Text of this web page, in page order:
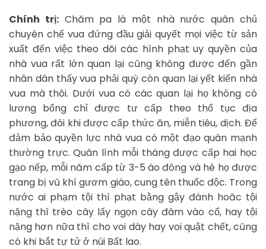
Chính trị:Chăm pa là một nhà nước quân chủ
chuyên chế vua đứng đầu giải quyết mọi việc từ sản
xuất đến việc theo dõi các hình phạt uy quyền của
nhà vua rất lớn quan lại cũng không được đến gần
nhân dân thấy vua phải quỳ còn quan lại yết kiến nhà
vua mà thôi. Dưới vua có các quan lại họ không có
lương bổng chỉ được tư cấp theo thổ tục địa
phương, đôi khi được cấp thức ăn, miễn tiêu, dịch. Để
đảm bảo quyền lực nhà vua có một đạo quân mạnh
thường trực. Quân lính mỗi tháng được cấp hai học
gạo nếp, mỗi năm cấp từ 3-5 áo đông và hè họ được
trang bị vũ khí gươm giáo, cung tên thuốc độc. Trong
nước ai phạm tội thì phạt bằng gậy đánh hoăc tội
nặng thì trèo cây lấy ngọn cây đâm vào cổ, hay tội
nặng hơn nữa thì cho voi dày hay voi quật chết, cũng
có khi bắt tự tử ở núi Bất lao.